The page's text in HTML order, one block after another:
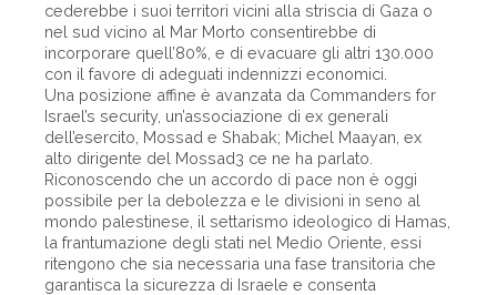
cederebbe i suoi territori vicini alla striscia di Gaza o
nel sud vicino al Mar Morto consentirebbe di
incorporare quell’80%, e di evacuare gli altri 130.000
con il favore di adeguati indennizzi economici.
Una posizione affine è avanzata da Commanders for
Israel’s security, un’associazione di ex generali
dell’esercito, Mossad e Shabak; Michel Maayan, ex
alto dirigente del Mossad3 ce ne ha parlato.
Riconoscendo che un accordo di pace non è oggi
possibile per la debolezza e le divisioni in seno al
mondo palestinese, il settarismo ideologico di Hamas,
la frantumazione degli stati nel Medio Oriente, essi
ritengono che sia necessaria una fase transitoria che
garantisca la sicurezza di Israele e consenta